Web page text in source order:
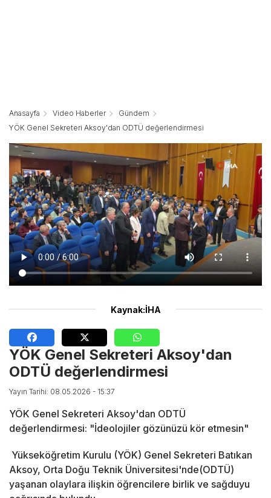
Anasayfa Video Haberler
Gündem
YÖK Genel Sekreteri Aksoy'dan ODTÜ değerlendirmesi
Kaynak:İHA
YÖK Genel Sekreteri Aksoy'dan
ODTÜ değerlendirmesi
Yayın Tarihi: 08.05.2026 - 15:37
YÖK Genel Sekreteri Aksoy'dan ODTÜ
değerlendirmesi: "İdeolojiler gözünüzü kör etmesin"
Yükseköğretim Kurulu (YÖK) Genel Sekreteri Batıkan
Aksoy, Orta Doğu Teknik Üniversitesi'nde(ODTÜ)
yaşanan olaylara ilişkin öğrencilere birlik ve sağduyu